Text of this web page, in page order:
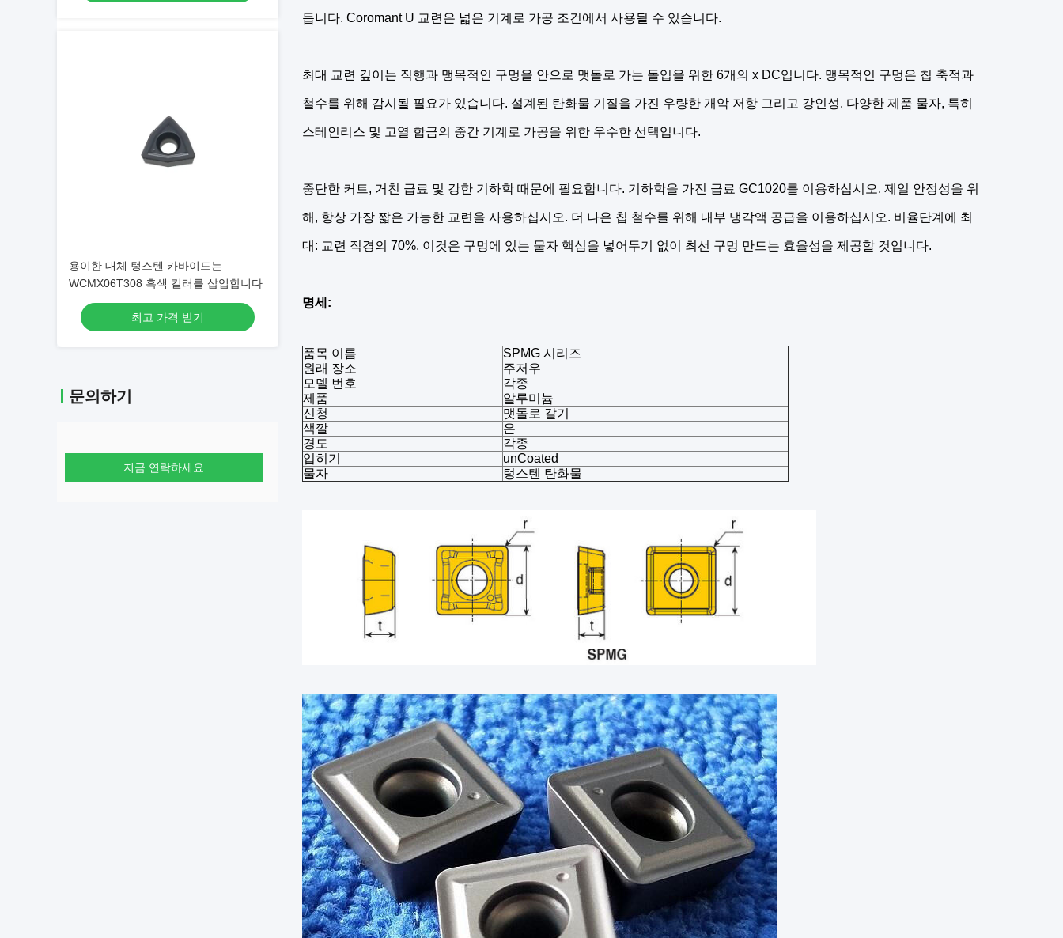
용이한 대체 텅스텐 카바이드는
WCMX06T308 흑색 컬러를 삽입합니다
최고 가격 받기
문의하기
지금 연락하세요
듭니다. Coromant U 교련은 넓은 기계로 가공 조건에서 사용될 수 있습니다.
최대 교련 깊이는 직행과 맹목적인 구멍을 안으로 맷돌로 가는 돌입을 위한 6개의 x DC입니다. 맹목적인 구멍은 칩 축적과
철수를 위해 감시될 필요가 있습니다. 설계된 탄화물 기질을 가진 우량한 개악 저항 그리고 강인성. 다양한 제품 물자, 특히
스테인리스 및 고열 합금의 중간 기계로 가공을 위한 우수한 선택입니다.
중단한 커트, 거친 급료 및 강한 기하학 때문에 필요합니다. 기하학을 가진 급료 GC1020를 이용하십시오. 제일 안정성을 위
해, 항상 가장 짧은 가능한 교련을 사용하십시오. 더 나은 칩 철수를 위해 내부 냉각액 공급을 이용하십시오. 비율단계에 최
대: 교련 직경의 70%. 이것은 구멍에 있는 물자 핵심을 넣어두기 없이 최선 구멍 만드는 효율성을 제공할 것입니다.
명세:
품목 이름
SPMG 시리즈
원래 장소
주저우
모델 번호
각종
제품
알루미늄
신청
맷돌로 갈기
색깔
은
경도
각종
입히기
unCoated
물자
텅스텐 탄화물